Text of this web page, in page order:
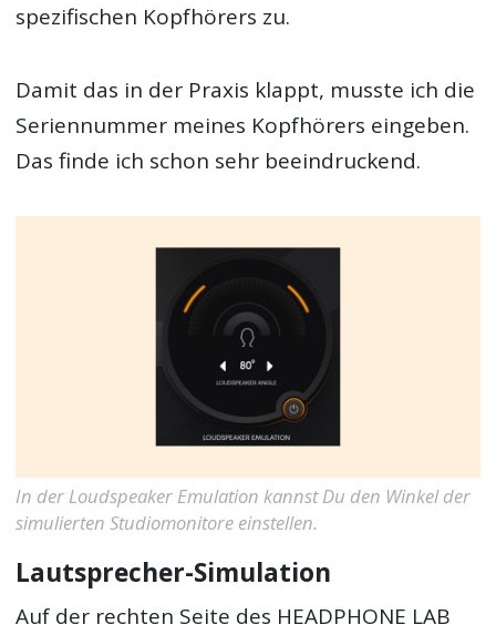
spezifischen Kopfhörers zu.
Damit das in der Praxis klappt, musste ich die
Seriennummer meines Kopfhörers eingeben.
Das finde ich schon sehr beeindruckend.
In der Loudspeaker Emulation kannst Du den Winkel der
simulierten Studiomonitore einstellen.
Lautsprecher-Simulation
Auf der rechten Seite des HEADPHONE LAB